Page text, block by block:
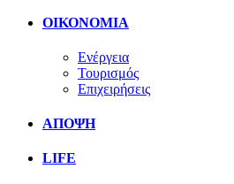
ΟΙΚΟΝΟΜΙΑ
Ενέργεια
Τουρισμός
Επιχειρήσεις
ΑΠΟΨΗ
LIFE